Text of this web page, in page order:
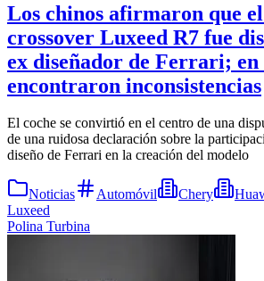
Los chinos afirmaron que
crossover Luxeed R7 fue
ex diseñador de Ferrari;
encontraron inconsistencias
El coche se convirtió en el centro de una
de una ruidosa declaración sobre la
diseño de Ferrari en la creación del modelo
Noticias Automóvil Chery
Luxeed
Polina Turbina